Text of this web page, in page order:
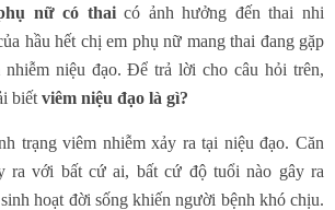
nữ có thaicó ảnh hưởng đến thai nhi
hầu hết chị em phụ nữ mang thai đang gặp
niệu đạo. Để trả lời cho câu hỏi trên,
biết viêm niệu đạo là gì?
trạng viêm nhiễm xảy ra tại niệu đạo. Căn
ra với bất cứ ai, bất cứ độ tuổi nào gây ra
hoạt đời sống khiến người bệnh khó chịu.